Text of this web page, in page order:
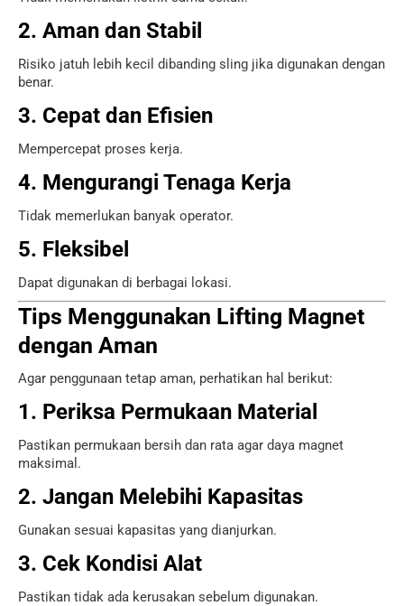
2. Aman dan Stabil
Risiko jatuh lebih kecil dibanding sling jika digunakan dengan
benar.
3. Cepat dan Efisien
Mempercepat proses kerja.
4. Mengurangi Tenaga Kerja
Tidak memerlukan banyak operator.
5. Fleksibel
Dapat digunakan di berbagai lokasi.
Tips Menggunakan Lifting Magnet
dengan Aman
Agar penggunaan tetap aman, perhatikan hal berikut:
1. Periksa Permukaan Material
Pastikan permukaan bersih dan rata agar daya magnet
maksimal.
2. Jangan Melebihi Kapasitas
Gunakan sesuai kapasitas yang dianjurkan.
3. Cek Kondisi Alat
Pastikan tidak ada kerusakan sebelum digunakan.